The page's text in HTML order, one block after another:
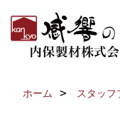
ホーム スタッフ